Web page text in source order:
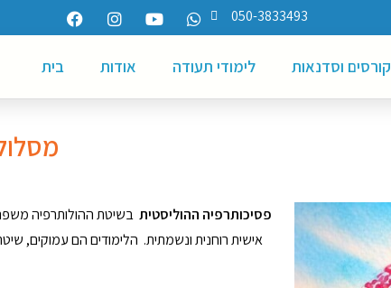
050-3833493
בית אודות לימודי תעודה קורסים וסדנאות
פסיכותרפיה ההוליסטית בשיטת ההולותרפיה
אישית רוחנית ונשמתית. הלימודים הם עמוקים,